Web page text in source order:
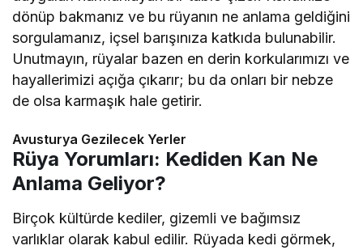
dönüp bakmanız ve bu rüyanın ne anlama geldiğini
sorgulamanız, içsel barışınıza katkıda bulunabilir.
Unutmayın, rüyalar bazen en derin korkularımızı ve
hayallerimizi açığa çıkarır; bu da onları bir nebze
de olsa karmaşık hale getirir.
Avusturya Gezilecek Yerler
Rüya Yorumları: Kediden Kan Ne
Anlama Geliyor?
Birçok kültürde kediler, gizemli ve bağımsız
varlıklar olarak kabul edilir. Rüyada kedi görmek,